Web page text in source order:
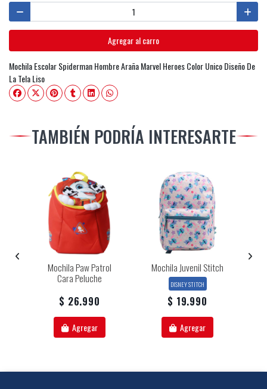
Agregar al carro
Mochila Escolar Spiderman Hombre Araña Marvel Heroes Color Unico Diseño De
La Tela Liso
TAMBIÉN PODRÍA INTERESARTE
Mochila Paw Patrol
Cara Peluche
$ 26.990
Agregar
Mochila Juvenil Stitch
DISNEY STITCH
$ 19.990
Agregar